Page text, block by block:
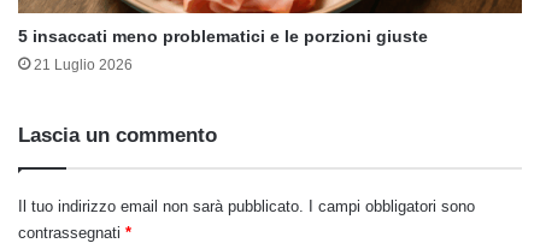
5 insaccati meno problematici e le porzioni giuste
21 Luglio 2026
Lascia un commento
Il tuo indirizzo email non sarà pubblicato.
I campi obbligatori sono
contrassegnati *